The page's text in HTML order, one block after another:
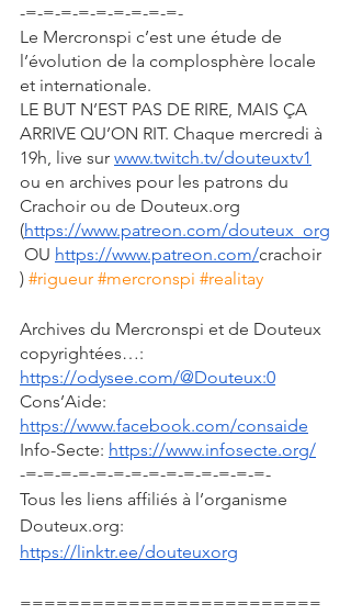
-=-=-=-=-=-=-=-=-=-
Le Mercronspi c’est une étude de
l’évolution de la complosphère locale
et internationale.
LE BUT N’EST PAS DE RIRE, MAIS ÇA
ARRIVE QU’ON RIT. Chaque mercredi à
19h, live sur www.twitch.tv/douteuxtv1
ou en archives pour les patrons du
Crachoir ou de Douteux.org
(https://www.patreon.com/douteux_org
OU https://www.patreon.com/crachoir
) #rigueur #mercronspi #realitay
Archives du Mercronspi et de Douteux
copyrightées…:
https://odysee.com/@Douteux:0
Cons’Aide:
https://www.facebook.com/consaide
Info-Secte: https://www.infosecte.org/
-=-=-=-=-=-=-=-=-=-=-=-=-=-=-
Tous les liens affiliés à l’organisme
Douteux.org:
https://linktr.ee/douteuxorg
=========================